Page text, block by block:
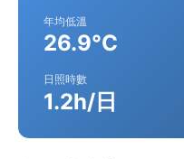
年均低溫
26.9°C
日照時數
1.2h/日